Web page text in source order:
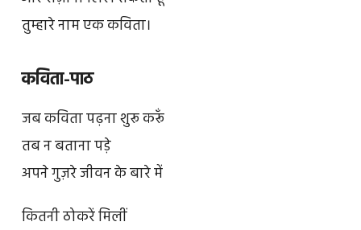
तुम्हारे नाम एक कविता।
कविता-पाठ
जब कविता पढ़ना शुरू करूँ
तब न बताना पड़े
अपने गुज़रे जीवन के बारे में
कितनी ठोकरें मिलीं